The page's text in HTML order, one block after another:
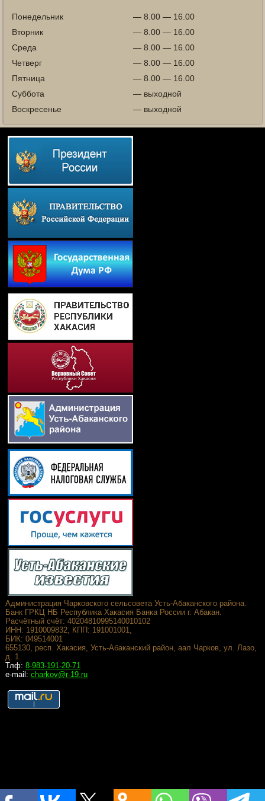
Понедельник
— 8.00 — 16.00
Вторник
— 8.00 — 16.00
Среда
— 8.00 — 16.00
Четверг
— 8.00 — 16.00
Пятница
— 8.00 — 16.00
Суббота
— выходной
Воскресенье
— выходной
Администрация Чарковского сельсовета Усть-Абаканского района.
Банк ГРКЦ НБ Республика Хакасия Банка России г. Абакан.
Расчётный счёт: 40204810995140010102
ИНН: 1910009832, КПП: 191001001,
БИК: 049514001
655130, респ. Хакасия, Усть-Абаканский район, аал Чарков, ул. Лазо,
д. 1.
Тлф: 8-983-191-20-71
e-mail: charkov@r-19.ru